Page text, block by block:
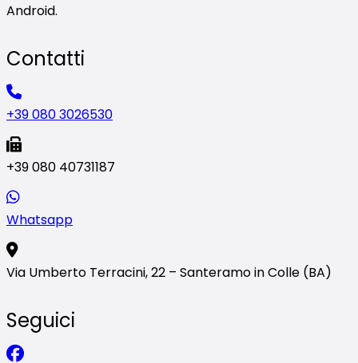
Android.
Contatti
+39 080 3026530
+39 080 40731187
Whatsapp
Via Umberto Terracini, 22 – Santeramo in Colle (BA)
Seguici